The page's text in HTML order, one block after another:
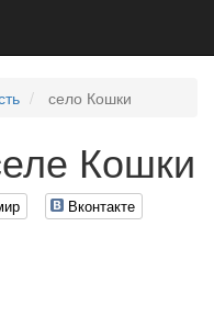
село Кошки
Кошки
Вконтакте